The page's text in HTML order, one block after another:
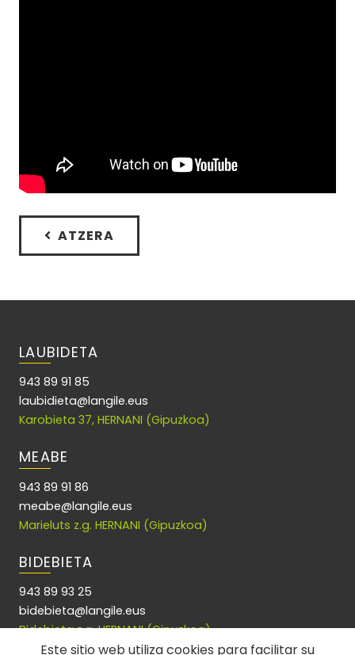
ATZERA
LAUBIDETA
943 89 91 85
laubidieta@langile.eus
Karobieta 37, HERNANI (Gipuzkoa)
MEABE
943 89 91 86
meabe@langile.eus
Marieluts z.g. HERNANI (Gipuzkoa)
BIDEBIETA
943 89 93 25
bidebieta@langile.eus
Bidebieta z.g. HERNANI (Gipuzkoa)
Este sitio web utiliza cookies para facilitar su